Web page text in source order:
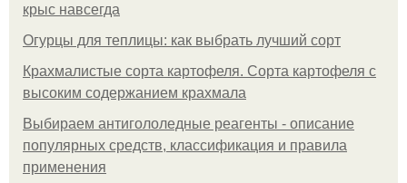
крыс навсегда
Огурцы для теплицы: как выбрать лучший сорт
Крахмалистые сорта картофеля. Сорта картофеля с
высоким содержанием крахмала
Выбираем антигололедные реагенты - описание
популярных средств, классификация и правила
применения